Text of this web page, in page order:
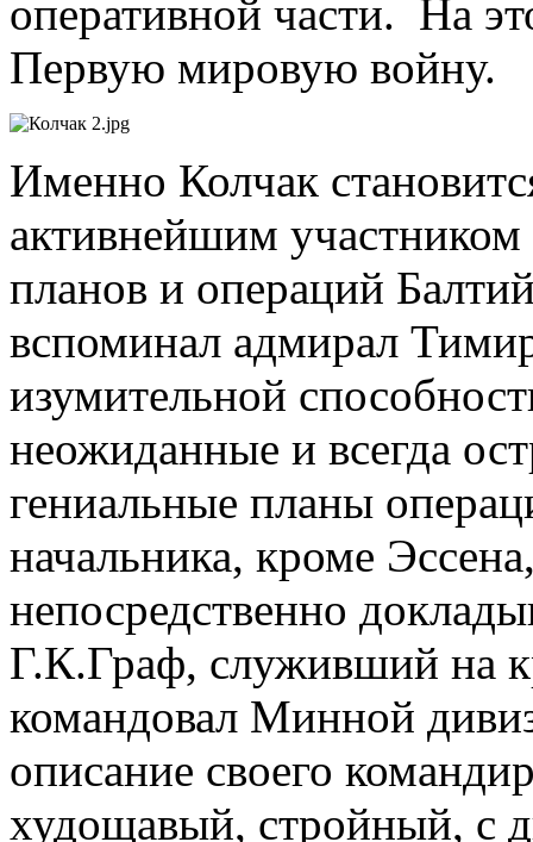
оперативной части. На
Первую мировую войну.
Именно Колчак
активнейшим участником
планов и операций
вспоминал адмирал
изумительной
неожиданные и всегда
гениальные планы
начальника, кроме
непосредственно
Г.К.Граф, служивший на
командовал Минной
описание своего
худощавый, стройный, с